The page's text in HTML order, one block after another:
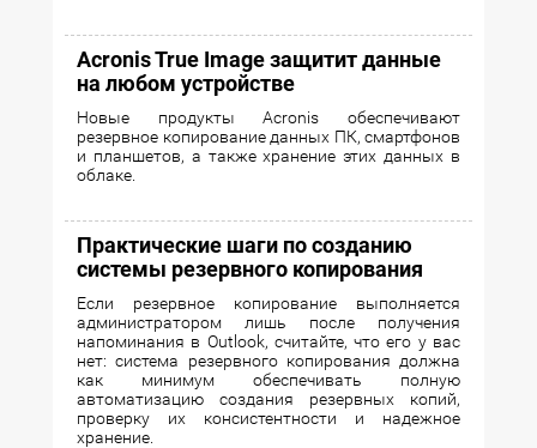
Acronis True Image защитит данные
на любом устройстве
Новые продукты Acronis обеспечивают
резервное копирование данных ПК, смартфонов
и планшетов, а также хранение этих данных в
облаке.
Практические шаги по созданию
системы резервного копирования
Если резервное копирование выполняется
администратором лишь после получения
напоминания в Outlook, считайте, что его у вас
нет: система резервного копирования должна
как минимум обеспечивать полную
автоматизацию создания резервных копий,
проверку их консистентности и надежное
хранение.